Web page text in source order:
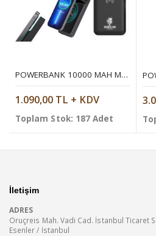
POWERBANK 10000 MAH MOBIL ŞARJ CIHAZI
1.090,00 TL + KDV
Toplam Stok: 187 Adet
İletişim
ADRES
Oruçreis Mah. Vadi Cad. İstanbul Ticaret
Esenler / İstanbul